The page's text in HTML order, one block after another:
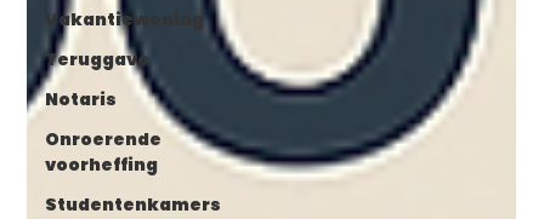
Vakantiewoning
Teruggave
Notaris
Onroerende
voorheffing
Studentenkamers